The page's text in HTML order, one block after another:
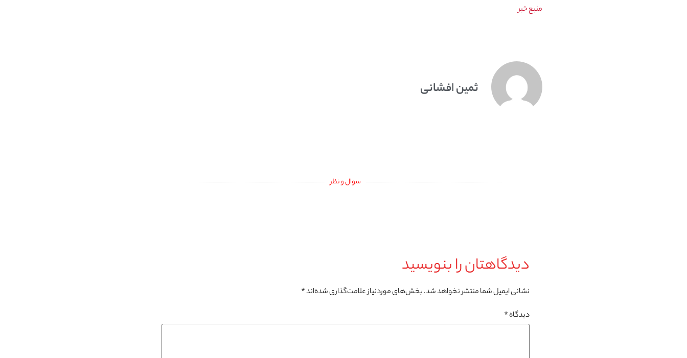
منبع خبر
ثمین افشانی
سوال و نظر
دیدگاهتان را بنویسید
نشانی ایمیل شما منتشر نخواهد شد.بخش‌های موردنیاز علامت‌گذاری شده‌اند*
دیدگاه*